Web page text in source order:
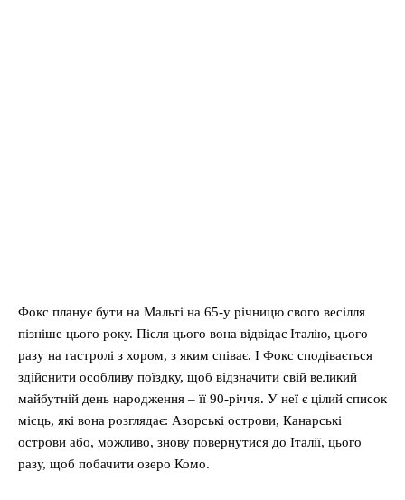
Фокс планує бути на Мальті на 65-у річницю свого весілля
пізніше цього року. Після цього вона відвідає Італію, цього
разу на гастролі з хором, з яким співає. І Фокс сподівається
здійснити особливу поїздку, щоб відзначити свій великий
майбутній день народження – її 90-річчя. У неї є цілий список
місць, які вона розглядає: Азорські острови, Канарські
острови або, можливо, знову повернутися до Італії, цього
разу, щоб побачити озеро Комо.